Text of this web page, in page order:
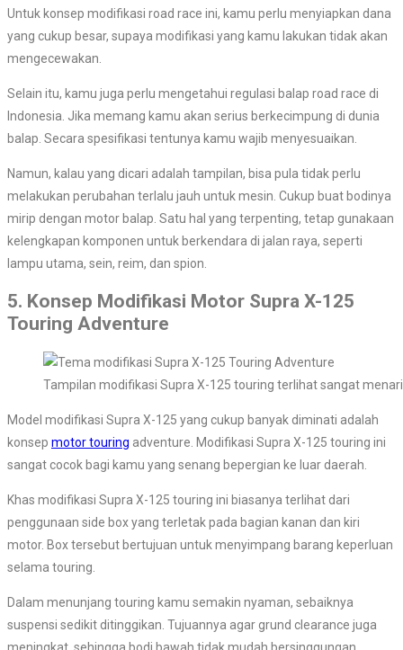
Untuk konsep modifikasi road race ini, kamu perlu menyiapkan dana
yang cukup besar, supaya modifikasi yang kamu lakukan tidak akan
mengecewakan.
Selain itu, kamu juga perlu mengetahui regulasi balap road race di
Indonesia. Jika memang kamu akan serius berkecimpung di dunia
balap. Secara spesifikasi tentunya kamu wajib menyesuaikan.
Namun, kalau yang dicari adalah tampilan, bisa pula tidak perlu
melakukan perubahan terlalu jauh untuk mesin. Cukup buat bodinya
mirip dengan motor balap. Satu hal yang terpenting, tetap gunakaan
kelengkapan komponen untuk berkendara di jalan raya, seperti
lampu utama, sein, reim, dan spion.
5. Konsep Modifikasi Motor Supra X-125
Touring Adventure
Tampilan modifikasi Supra X-125 touring terlihat sangat
Model modifikasi Supra X-125 yang cukup banyak diminati adalah
konsep motor touring adventure. Modifikasi Supra X-125 touring ini
sangat cocok bagi kamu yang senang bepergian ke luar daerah.
Khas modifikasi Supra X-125 touring ini biasanya terlihat dari
penggunaan side box yang terletak pada bagian kanan dan kiri
motor. Box tersebut bertujuan untuk menyimpang barang keperluan
selama touring.
Dalam menunjang touring kamu semakin nyaman, sebaiknya
suspensi sedikit ditinggikan. Tujuannya agar grund clearance juga
meningkat, sehingga bodi bawah tidak mudah bersinggungan